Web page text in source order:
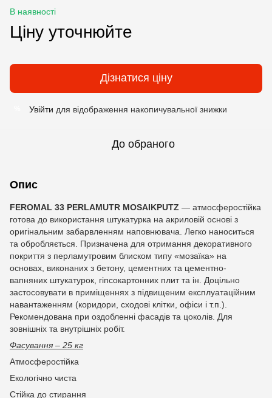
В наявності
Ціну уточнюйте
Дізнатися ціну
Увійти для відображення накопичувальної знижки
До обраного
Опис
FEROMAL 33 PERLAMUTR MOSAIKPUTZ — атмосферостійка
готова до використання штукатурка на акриловій основі з
оригінальним забарвленням наповнювача. Легко наноситься
та обробляється. Призначена для отримання декоративного
покриття з перламутровим блиском типу «мозаїка» на
основах, виконаних з бетону, цементних та цементно-
вапняних штукатурок, гіпсокартонних плит та ін. Доцільно
застосовувати в приміщеннях з підвищеним експлуатаційним
навантаженням (коридори, сходові клітки, офіси і т.п.).
Рекомендована при оздобленні фасадів та цоколів. Для
зовнішніх та внутрішніх робіт.
Фасування – 25 кг
Атмосферостійка
Екологічно чиста
Стійка до стирання